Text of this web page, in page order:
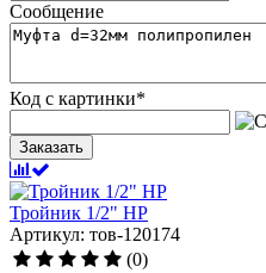
Сообщение
Код с картинки*
Заказать
Тройник 1/2" НР
Артикул: тов-120174
(0)